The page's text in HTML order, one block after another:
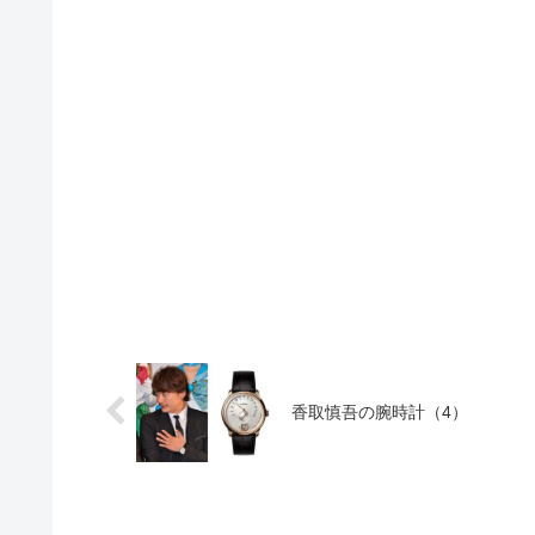
香取慎吾の腕時計（4）